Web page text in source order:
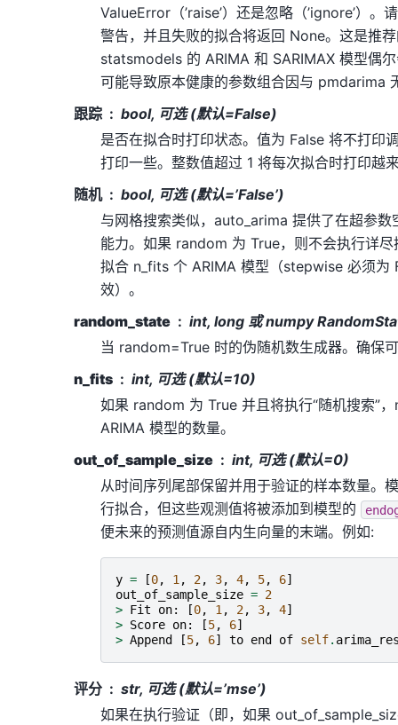
ValueError（’raise’）还是忽略（’ignore’）。
警告，并且失败的拟合将返回 None。这是推
statsmodels 的 ARIMA 和 SARIMAX 模型偶
可能导致原本健康的参数组合因与 pmdarima
跟踪
bool, 可选 (默认=False)
是否在拟合时打印状态。值为 False 将不打印
打印一些。整数值超过 1 将每次拟合时打印越
随机
bool, 可选 (默认=’False’)
与网格搜索类似，auto_arima 提供了在超参数
能力。如果 random 为 True，则不会执行详
拟合 n_fits 个 ARIMA 模型（stepwise 必须为
效）。
random_state
int, long 或 numpy
当 random=True 时的伪随机数生成器。确保
n_fits
int, 可选 (默认=10)
如果 random 为 True 并且将执行“随机搜索”
ARIMA 模型的数量。
out_of_sample_size
int, 可选 (默认=0)
从时间序列尾部保留并用于验证的样本数量。
行拟合，但这些观测值将被添加到模型的
便未来的预测值源自内生向量的末端。例如:
y = [0, 1 , 2, 3, 4, 5, 6]
out_of_sample_size = 2
> Fit on: [0, 1 , 2, 3, 4]
> Score on: [5, 6]
> Append [5, 6] to end of self.
评分
str, 可选 (默认=’mse’)
如果在执行验证（即，如果